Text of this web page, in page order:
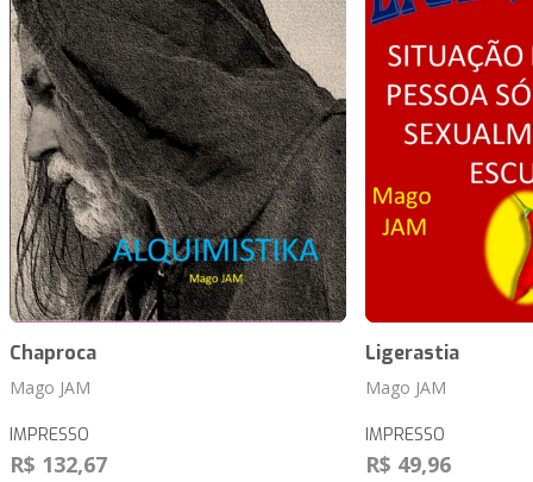
Chaproca
Mago JAM
IMPRESSO
R$ 132,67
Ligerastia
Mago JAM
IMPRESSO
R$ 49,96